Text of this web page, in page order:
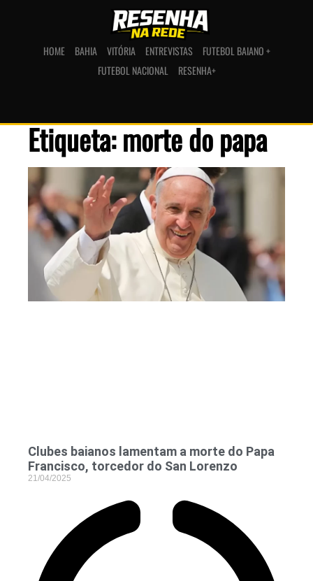
HOME BAHIA VITÓRIA ENTREVISTAS
FUTEBOL BAIANO +
FUTEBOL NACIONAL
RESENHA+
Etiqueta: morte do papa
Clubes baianos lamentam a morte do Papa
Francisco, torcedor do San Lorenzo
21/04/2025